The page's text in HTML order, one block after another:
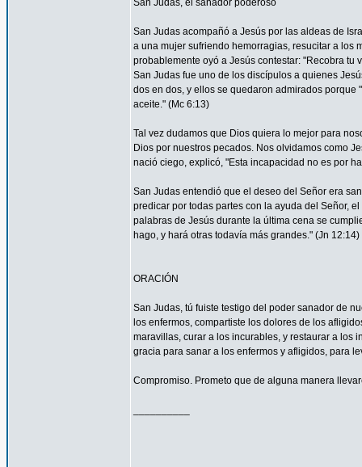
San Judas, el sanador poderoso
San Judas acompañó a Jesús por las aldeas de
a una mujer sufriendo hemorragias, resucitar a los
probablemente oyó a Jesús contestar: "Recobra tu
San Judas fue uno de los discípulos a quienes
dos en dos, y ellos se quedaron admirados
aceite." (Mc 6:13)
Tal vez dudamos que Dios quiera lo mejor para
Dios por nuestros pecados. Nos olvidamos como
nació ciego, explicó, "Esta incapacidad no es por
San Judas entendió que el deseo del Señor era
predicar por todas partes con la ayuda del Señor,
palabras de Jesús durante la última cena se
hago, y hará otras todavía más grandes." (Jn 12:14)
ORACIÓN
San Judas, tú fuiste testigo del poder sanador de
los enfermos, compartiste los dolores de los
maravillas, curar a los incurables, y restaurar a los
gracia para sanar a los enfermos y afligidos, para
Compromiso. Prometo que de alguna manera